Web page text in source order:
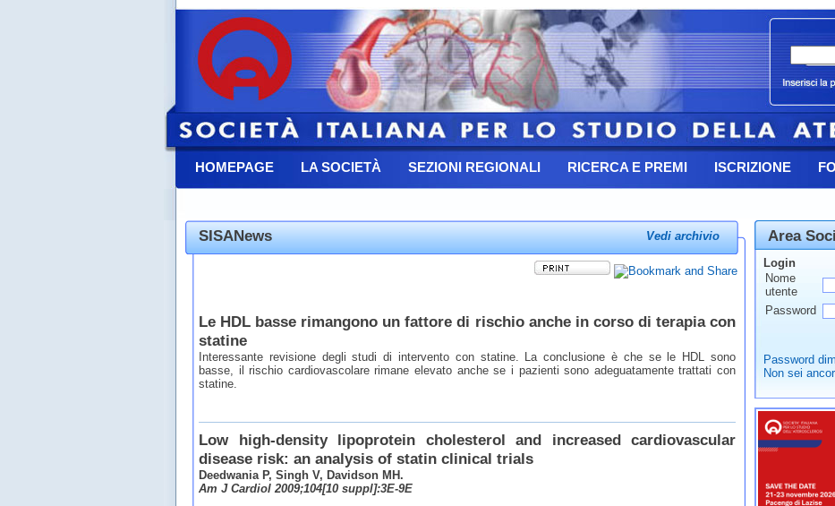
HOMEPAGE LA SOCIETÀ SEZIONI REGIONALI RICERCA E PREMI ISCRIZIONE
SISANews Vedi archivio
Le HDL basse rimangono un fattore di rischio anche in corso di terapia con
statine
Interessante revisione degli studi di intervento con statine. La conclusione è che se le HDL sono
basse, il rischio cardiovascolare rimane elevato anche se i pazienti sono adeguatamente trattati con
statine.
Low high-density lipoprotein cholesterol and increased cardiovascular
disease risk: an analysis of statin clinical trials
Deedwania P, Singh V, Davidson MH.
Am J Cardiol 2009;104[10 suppl]:3E-9E
Area
Login
Nome
utente
Password
Password
Non sei